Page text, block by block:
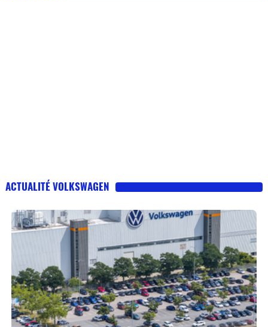
ACTUALITÉ VOLKSWAGEN